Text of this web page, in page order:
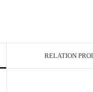
RELATION